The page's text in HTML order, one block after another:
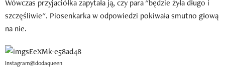
Wówczas przyjaciółka zapytała ją, czy para "będzie żyła długo i
szczęśliwie". Piosenkarka w odpowiedzi pokiwała smutno głową
na nie.
Instagram@dodaqueen